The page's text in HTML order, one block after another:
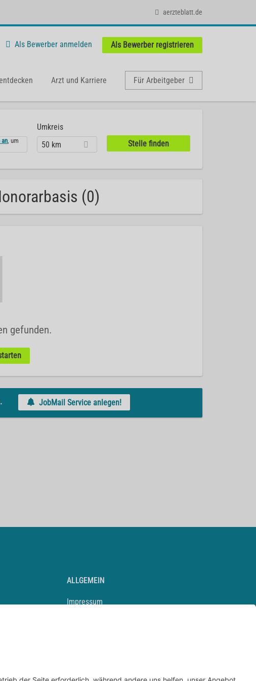
aerzteblatt.de
Als Bewerber anmelden Als Bewerber registrieren
Arzt und Karriere Für Arbeitgeber
an, um
Umkreis
50 km
(0)
gefunden.
JobMail Service anlegen!
ALLGEMEIN
Impressum